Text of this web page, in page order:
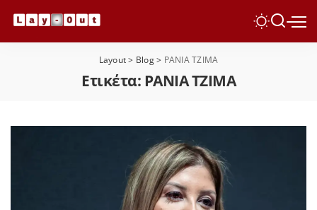
Layout> Blog> ΡΑΝΙΑ ΤΖΙΜΑ
Ετικέτα: ΡΑΝΙΑ ΤΖΙΜΑ